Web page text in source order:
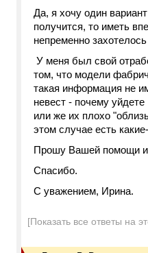
Да, я хочу один
получится, то иметь
непременно
У меня был свой
том, что модели
такая информация не
невест - почему
или же их плохо
этом случае есть
Прошу Вашей помощи и
Спасибо.
С уважением, Ирина.
[Показать все ответы на